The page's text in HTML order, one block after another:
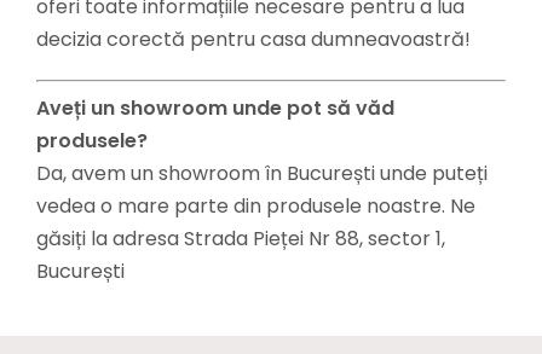
oferi toate informațiile necesare pentru a lua
decizia corectă pentru casa dumneavoastră!
Aveți un showroom unde pot să văd
produsele?
Da, avem un showroom în București unde puteți
vedea o mare parte din produsele noastre. Ne
găsiți la adresa Strada Pieței Nr 88, sector 1,
București